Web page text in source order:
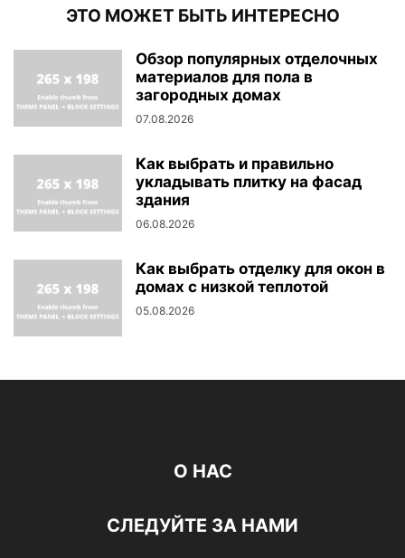
ЭТО МОЖЕТ БЫТЬ ИНТЕРЕСНО
Обзор популярных отделочных
материалов для пола в
загородных домах
07.08.2026
Как выбрать и правильно
укладывать плитку на фасад
здания
06.08.2026
Как выбрать отделку для окон в
домах с низкой теплотой
05.08.2026
О НАС
СЛЕДУЙТЕ ЗА НАМИ